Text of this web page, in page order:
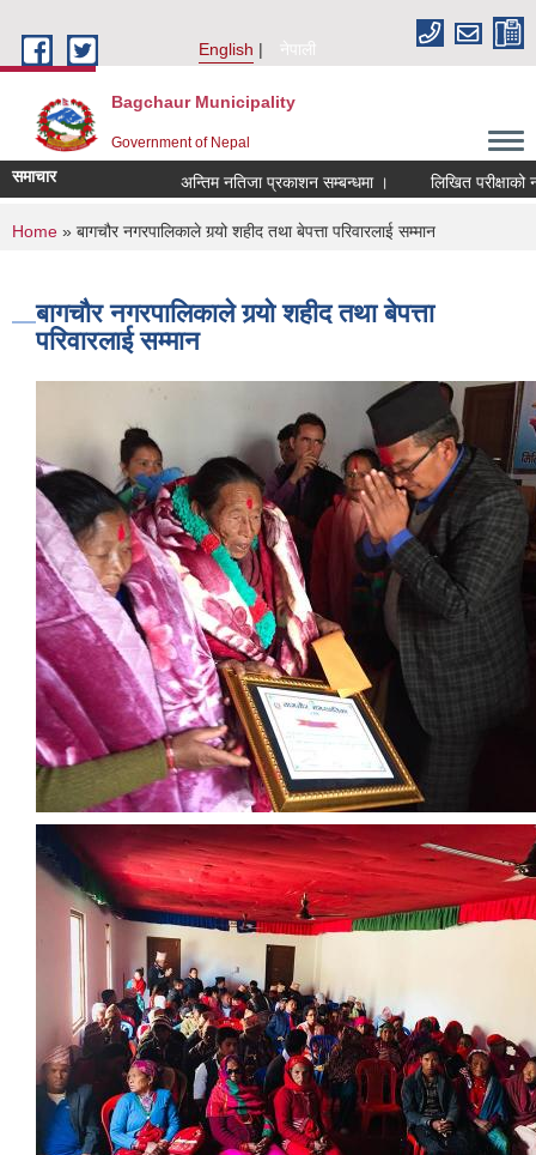
English
नेपाली
Bagchaur Municipality
Government of Nepal
समाचार अन्तिम नतिजा प्रकाशन सम्बन्धमा । लिखित परीक्षाको
You are here
Home » बागचौर नगरपालिकाले गर्‍यो शहीद तथा बेपत्ता परिवारलाई सम्मान
बागचौर नगरपालिकाले गर्‍यो शहीद तथा बेपत्ता
परिवारलाई सम्मान